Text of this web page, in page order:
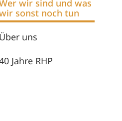
wir sind und was
sonst noch tun
Über uns
Jahre RHP